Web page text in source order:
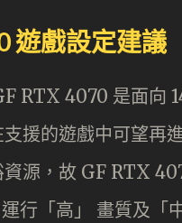
遊戲設定建議
RTX 4070 是面向
支援的遊戲中可望再
資源，故 GF RTX
行「高」 畫質及「